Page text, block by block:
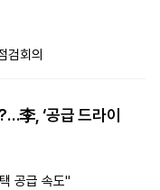
검회의
李, ‘공급 드라이
공급 속도"